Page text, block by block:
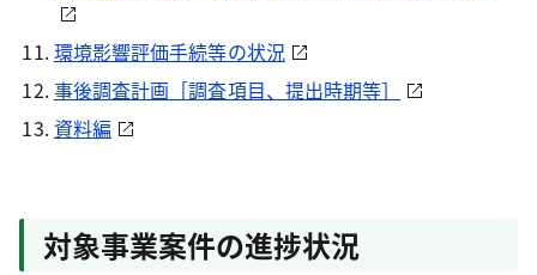
環境影響評価手続等の状況
事後調査計画［調査項目、提出時期等］
資料編
対象事業案件の進捗状況